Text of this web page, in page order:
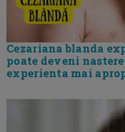
Cezariana blanda
poate deveni
experienta mai